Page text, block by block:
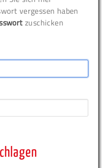
vergessen haben
zuschicken